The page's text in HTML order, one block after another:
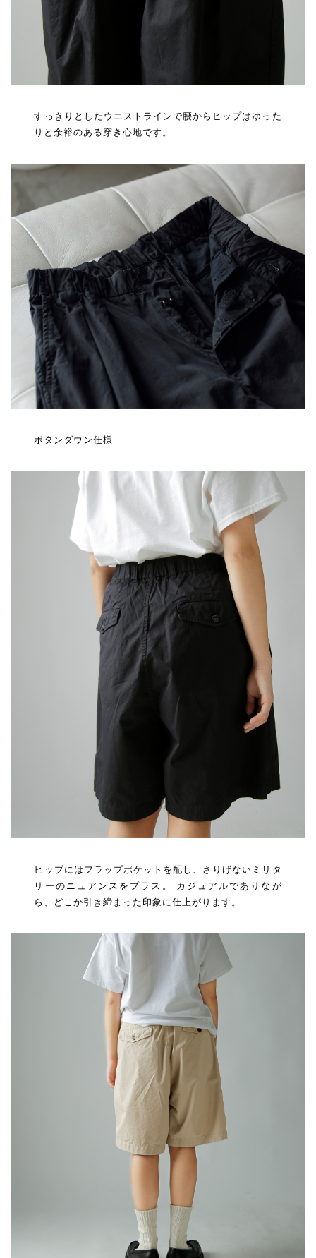
すっきりとしたウエストラインで腰からヒップはゆった
りと余裕のある穿き心地です。
ボタンダウン仕様
ヒップにはフラップポケットを配し、さりげないミリタ
リーのニュアンスをプラス。 カジュアルでありなが
ら、どこか引き締まった印象に仕上がります。